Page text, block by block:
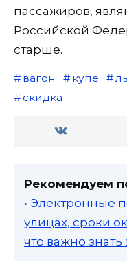
пассажиров,
Российской
старше.
вагон купе
скидка
Рекомендуем
• Электронные
улицах, сроки
что важно